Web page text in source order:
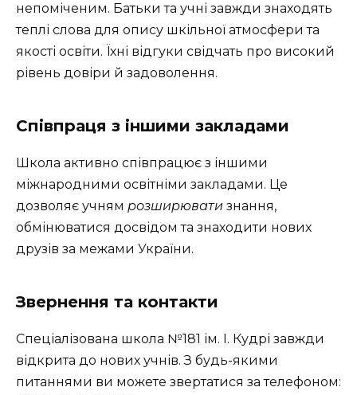
непоміченим. Батьки та учні завжди знаходять
теплі слова для опису шкільної атмосфери та
якості освіти. Їхні відгуки свідчать про високий
рівень довіри й задоволення.
Співпраця з іншими закладами
Школа активно співпрацює з іншими
міжнародними освітніми закладами. Це
дозволяє учням розширювати знання,
обмінюватися досвідом та знаходити нових
друзів за межами України.
Звернення та контакти
Спеціалізована школа №181 ім. І. Кудрі завжди
відкрита до нових учнів. З будь-якими
питаннями ви можете звертатися за телефоном: